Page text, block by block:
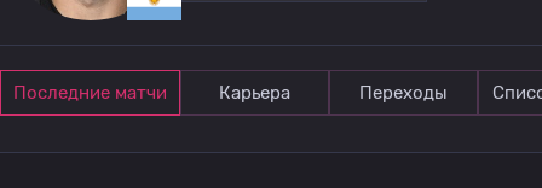
Последние матчи Карьера Переходы